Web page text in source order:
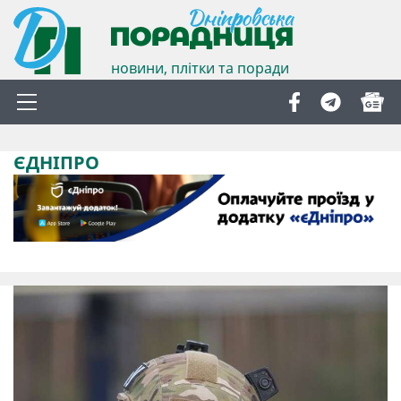
новини, плітки та поради
ЄДНІПРО